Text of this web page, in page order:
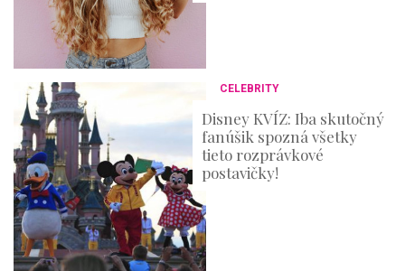
CELEBRITY
Disney KVÍZ: Iba skutočný
fanúšik spozná všetky
tieto rozprávkové
postavičky!